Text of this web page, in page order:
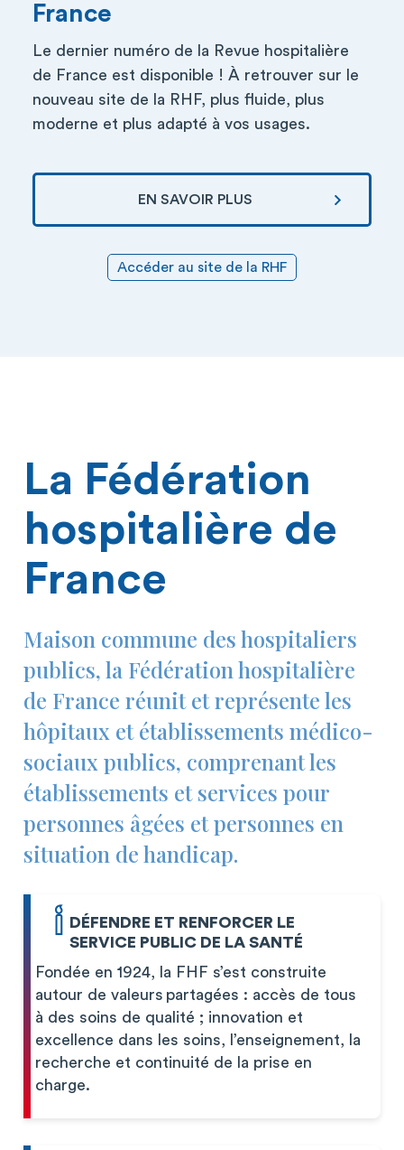
France
Le dernier numéro de la Revue hospitalière
de France est disponible ! À retrouver sur le
nouveau site de la RHF, plus fluide, plus
moderne et plus adapté à vos usages.
EN SAVOIR PLUS
Accéder au site de la RHF
La Fédération
hospitalière de
France
Maison commune des hospitaliers
publics, la Fédération hospitalière
de France réunit et représente les
hôpitaux et établissements médico-
sociaux publics, comprenant les
établissements et services pour
personnes âgées et personnes en
situation de handicap.
DÉFENDRE ET RENFORCER LE
SERVICE PUBLIC DE LA SANTÉ
Fondée en 1924, la FHF s’est construite
autour de valeurs partagées : accès de tous
à des soins de qualité ; innovation et
excellence dans les soins, l’enseignement, la
recherche et continuité de la prise en
charge.